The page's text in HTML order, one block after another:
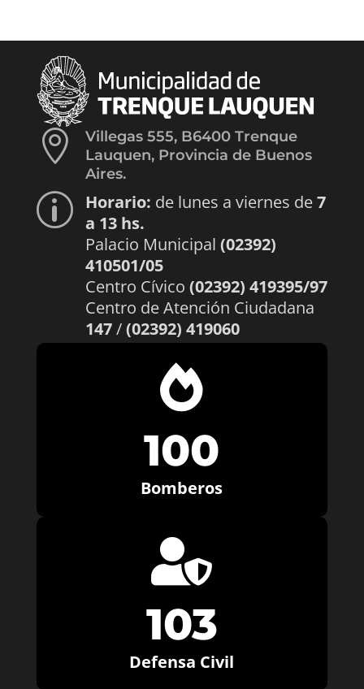

Villegas 555, B6400 Trenque
Lauquen, Provincia de Buenos
Aires.
p Horario: de lunes a viernes de7
a 13 hs.
Palacio Municipal (02392)
410501/05
Centro Cívico (02392) 419395/97
Centro de Atención Ciudadana
147/(02392) 419060

100
Bomberos

103
Defensa Civil